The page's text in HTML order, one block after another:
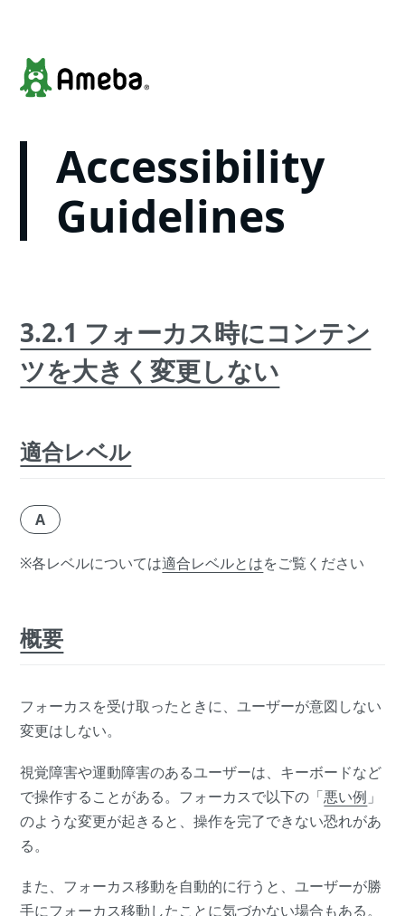
Accessibility
Guidelines
3.2.1 フォーカス時にコンテン
ツを大きく変更しない
適合レベル
A
※各レベルについては適合レベルとはをご覧ください
概要
フォーカスを受け取ったときに、ユーザーが意図しない
変更はしない。
視覚障害や運動障害のあるユーザーは、キーボードなど
で操作することがある。フォーカスで以下の「悪い例 」
のような変更が起きると、操作を完了できない恐れがあ
る。
また、フォーカス移動を自動的に行うと、ユーザーが勝
手にフォーカス移動したことに気づかない場合もある。